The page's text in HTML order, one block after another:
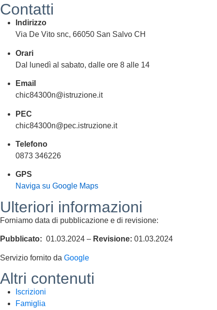
Contatti
Indirizzo
Via De Vito snc, 66050 San Salvo CH
Orari
Dal lunedì al sabato, dalle ore 8 alle 14
Email
chic84300n@istruzione.it
PEC
chic84300n@pec.istruzione.it
Telefono
0873 346226
GPS
Naviga su Google Maps
Ulteriori informazioni
Forniamo data di pubblicazione e di revisione:
Pubblicato: 01.03.2024 – Revisione: 01.03.2024
Servizio fornito da Google
Altri contenuti
Iscrizioni
Famiglia